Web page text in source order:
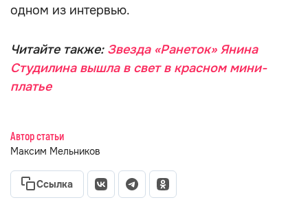
одном из интервью.
Читайте также: Звезда «Ранеток» Янина
Студилина вышла в свет в красном мини-
платье
Автор статьи
Максим Мельников
Ссылка